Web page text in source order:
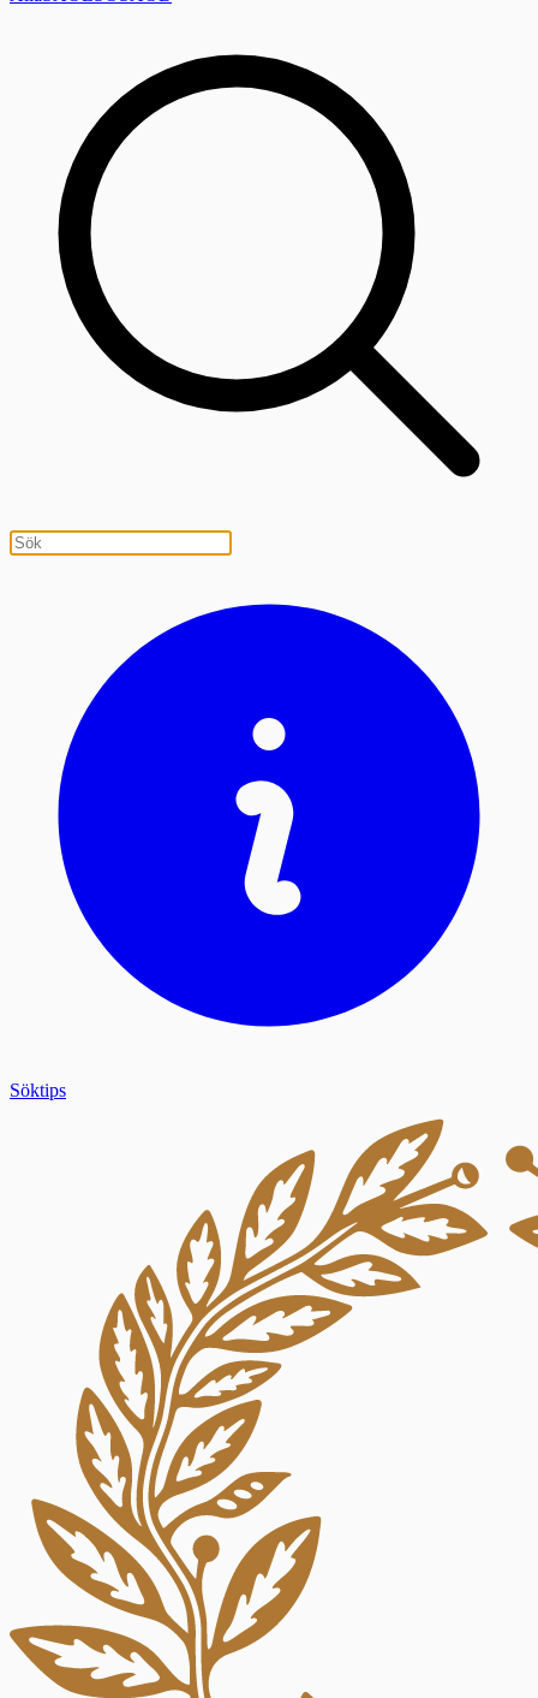
Söktips